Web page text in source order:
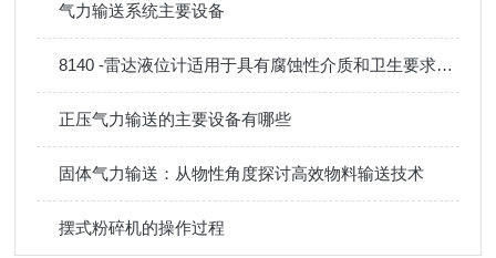
气力输送系统主要设备
8140 -雷达液位计适用于具有腐蚀性介质和卫生要求的应用中的液体和松散物料
正压气力输送的主要设备有哪些
固体气力输送：从物性角度探讨高效物料输送技术
摆式粉碎机的操作过程